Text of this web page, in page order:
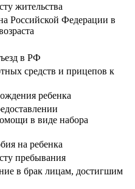
жительства
Российской Федерации в
в РФ
средств и прицепов к
ребенка
в виде набора
на ребенка
пребывания
в брак лицам, достигшим